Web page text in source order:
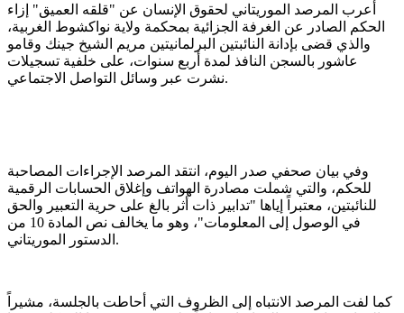
أعرب المرصد الموريتاني لحقوق الإنسان عن "قلقه العميق" إزاء
الحكم الصادر عن الغرفة الجزائية بمحكمة ولاية نواكشوط الغربية،
والذي قضى بإدانة النائبتين البرلمانيتين مريم الشيخ جينك وقامو
عاشور بالسجن النافذ لمدة أربع سنوات، على خلفية تسجيلات
نشرت عبر وسائل التواصل الاجتماعي.
وفي بيان صحفي صدر اليوم، انتقد المرصد الإجراءات المصاحبة
للحكم، والتي شملت مصادرة الهواتف وإغلاق الحسابات الرقمية
للنائبتين، معتبراً إياها "تدابير ذات أثر بالغ على حرية التعبير والحق
في الوصول إلى المعلومات"، وهو ما يخالف نص المادة 10 من
الدستور الموريتاني.
كما لفت المرصد الانتباه إلى الظروف التي أحاطت بالجلسة، مشيراً